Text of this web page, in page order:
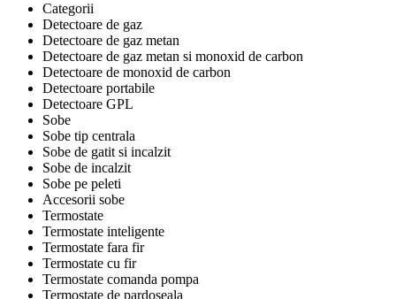
Categorii
Detectoare de gaz
Detectoare de gaz metan
Detectoare de gaz metan si monoxid de carbon
Detectoare de monoxid de carbon
Detectoare portabile
Detectoare GPL
Sobe
Sobe tip centrala
Sobe de gatit si incalzit
Sobe de incalzit
Sobe pe peleti
Accesorii sobe
Termostate
Termostate inteligente
Termostate fara fir
Termostate cu fir
Termostate comanda pompa
Termostate de pardoseala